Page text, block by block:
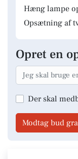
Hæng lampe
Opsætning af
Opret en
Der skal
Modtag bud